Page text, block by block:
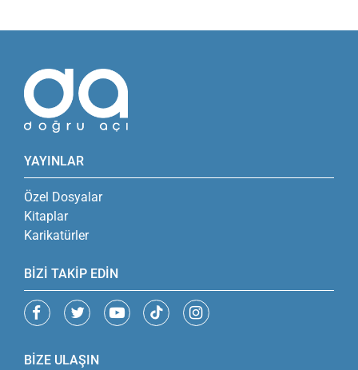
YAYINLAR
Özel Dosyalar
Kitaplar
Karikatürler
BİZİ TAKİP EDİN
BİZE ULAŞIN